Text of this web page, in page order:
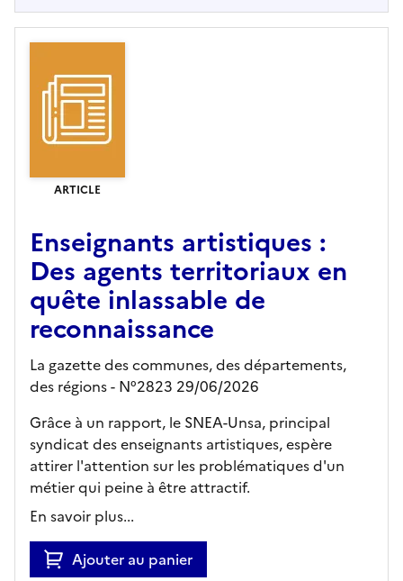
ARTICLE
Enseignants artistiques :
Des agents territoriaux en
quête inlassable de
reconnaissance
La gazette des communes, des départements,
des régions - N°2823 29/06/2026
Grâce à un rapport, le SNEA-Unsa, principal
syndicat des enseignants artistiques, espère
attirer l'attention sur les problématiques d'un
métier qui peine à être attractif.
En savoir plus...
Ajouter au panier